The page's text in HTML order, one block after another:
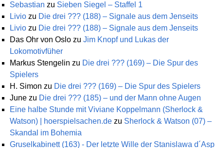
Sebastian zu Sieben Siegel – Staffel 1
Livio zu Die drei ??? (188) – Signale aus dem Jenseits
Livio zu Die drei ??? (188) – Signale aus dem Jenseits
Das Ohr von Oslo zu Jim Knopf und Lukas der
Lokomotivfüher
Markus Stengelin zu Die drei ??? (169) – Die Spur des
Spielers
H. Simon zu Die drei ??? (169) – Die Spur des Spielers
June zu Die drei ??? (185) – und der Mann ohne Augen
Eine halbe Stunde mit Viviane Koppelmann (Sherlock &
Watson) | hoerspielsachen.de zu Sherlock & Watson (07) –
Skandal im Bohemia
Gruselkabinett (163) - Der letzte Wille der Stanislawa d´Asp